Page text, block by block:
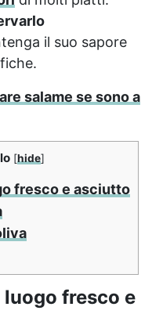
il suo sapore
salame se sono a
[hide]
fresco e asciutto
fresco e